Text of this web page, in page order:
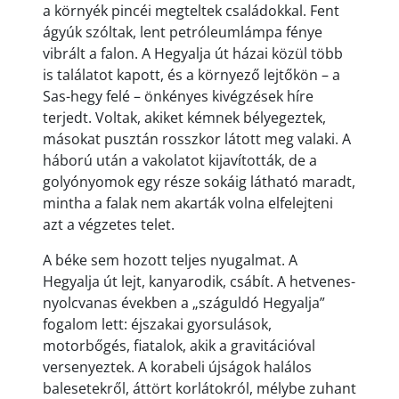
a környék pincéi megteltek családokkal. Fent
ágyúk szóltak, lent petróleumlámpa fénye
vibrált a falon. A Hegyalja út házai közül több
is találatot kapott, és a környező lejtőkön – a
Sas-hegy felé – önkényes kivégzések híre
terjedt. Voltak, akiket kémnek bélyegeztek,
másokat pusztán rosszkor látott meg valaki. A
háború után a vakolatot kijavították, de a
golyónyomok egy része sokáig látható maradt,
mintha a falak nem akarták volna elfelejteni
azt a végzetes telet.
A béke sem hozott teljes nyugalmat. A
Hegyalja út lejt, kanyarodik, csábít. A hetvenes-
nyolcvanas években a „száguldó Hegyalja”
fogalom lett: éjszakai gyorsulások,
motorbőgés, fiatalok, akik a gravitációval
versenyeztek. A korabeli újságok halálos
balesetekről, áttört korlátokról, mélybe zuhant